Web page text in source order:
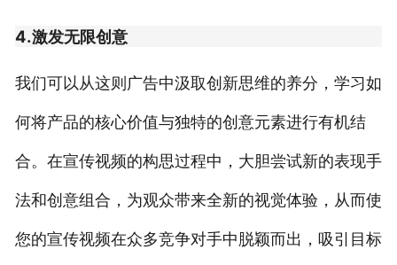
4.激发无限创意
我们可以从这则广告中汲取创新思维的养分，学习如
何将产品的核心价值与独特的创意元素进行有机结
合。在宣传视频的构思过程中，大胆尝试新的表现手
法和创意组合，为观众带来全新的视觉体验，从而使
您的宣传视频在众多竞争对手中脱颖而出，吸引目标